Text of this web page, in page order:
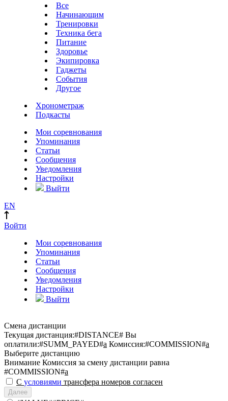
Все
Начинающим
Тренировки
Техника бега
Питание
Здоровье
Экипировка
Гаджеты
События
Другое
Хронометраж
Подкасты
Мои соревнования
Упоминания
Статьи
Сообщения
Уведомления
Настройки
Выйти
EN
Войти
Мои соревнования
Упоминания
Статьи
Сообщения
Уведомления
Настройки
Выйти
Смена дистанции
Текущая дистанция:#DISTANCE# Вы
оплатили:#SUMM_PAYED#a Комиссия:#COMMISSION#a
Выберите дистанцию
Внимание Комиссия за смену дистанции равна
#COMMISSION#a
С условиями трансфера номеров согласен
Далее